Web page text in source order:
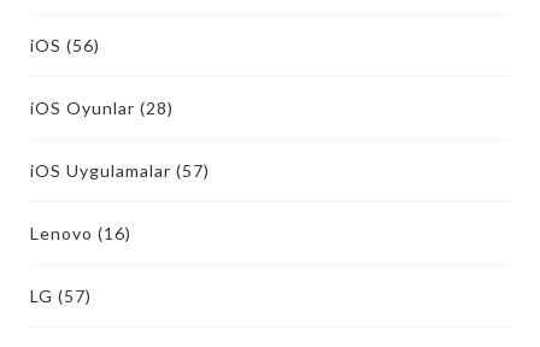
iOS (56)
iOS Oyunlar (28)
iOS Uygulamalar (57)
Lenovo (16)
LG (57)